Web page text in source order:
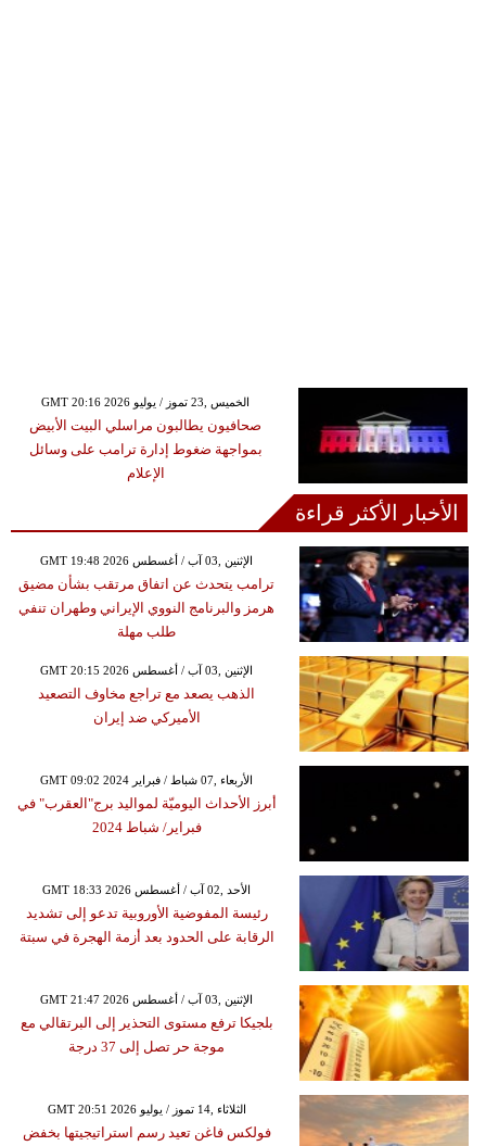
GMT 20:16 2026 الخميس ,23 تموز / يوليو
صحافيون يطالبون مراسلي البيت الأبيض
بمواجهة ضغوط إدارة ترامب على وسائل
الإعلام
الأخبار الأكثر قراءة
GMT 19:48 2026 الإثنين ,03 آب / أغسطس
ترامب يتحدث عن اتفاق مرتقب بشأن مضيق
هرمز والبرنامج النووي الإيراني وطهران تنفي
طلب مهلة
GMT 20:15 2026 الإثنين ,03 آب / أغسطس
الذهب يصعد مع تراجع مخاوف التصعيد
الأميركي ضد إيران
GMT 09:02 2024 الأربعاء ,07 شباط / فبراير
أبرز الأحداث اليوميّة لمواليد برج"العقرب" في
فبراير/ شباط 2024
GMT 18:33 2026 الأحد ,02 آب / أغسطس
رئيسة المفوضية الأوروبية تدعو إلى تشديد
الرقابة على الحدود بعد أزمة الهجرة في سبتة
GMT 21:47 2026 الإثنين ,03 آب / أغسطس
بلجيكا ترفع مستوى التحذير إلى البرتقالي مع
موجة حر تصل إلى 37 درجة
GMT 20:51 2026 الثلاثاء ,14 تموز / يوليو
فولكس فاغن تعيد رسم استراتيجيتها بخفض